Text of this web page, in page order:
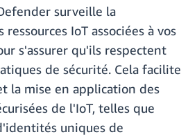
surveille la
IoT associées à vos
s'assurer qu'ils respectent
de sécurité. Cela facilite
la mise en application des
de l'IoT, telles que
uniques de